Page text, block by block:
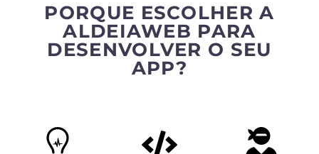
PORQUE ESCOLHER A
ALDEIAWEB PARA
DESENVOLVER O SEU
APP?